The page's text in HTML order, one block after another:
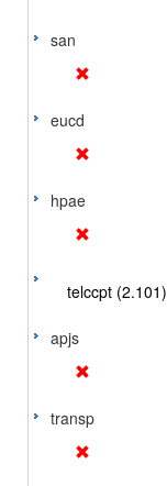
san
eucd
hpae
telccpt (2.101)
apjs
transp